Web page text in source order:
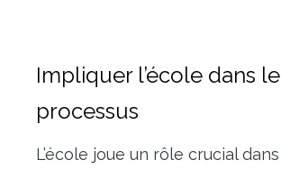
Impliquer l’école dans le
processus
L’école joue un rôle crucial dans